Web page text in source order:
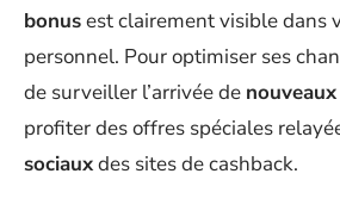
bonusest clairement visible dans
personnel. Pour optimiser ses
de surveiller l’arrivée de
profiter des offres spéciales
sociauxdes sites de cashback.